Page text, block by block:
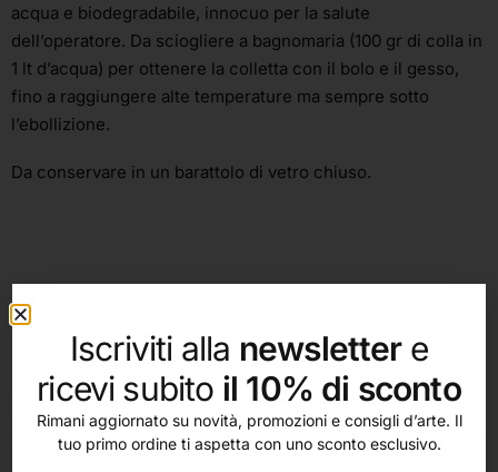
acqua e biodegradabile, innocuo per la salute
dell’operatore. Da sciogliere a bagnomaria (100 gr di colla in
1 lt d’acqua) per ottenere la colletta con il bolo e il gesso,
fino a raggiungere alte temperature ma sempre sotto
l’ebollizione.
Da conservare in un barattolo di vetro chiuso.
altri nostri prodotti
Iscriviti alla newslettere
ricevi subito il 10% di sconto
Rimani aggiornato su novità, promozioni e consigli d’arte. Il
tuo primo ordine ti aspetta con uno sconto esclusivo.